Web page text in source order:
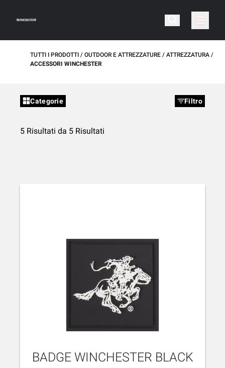
TUTTI I PRODOTTI OUTDOOR E ATTREZZATURE
ATTREZZATURA
ACCESSORI WINCHESTER
Categorie Filtro
5 Risultati da 5 Risultati
BADGE WINCHESTER BLACK